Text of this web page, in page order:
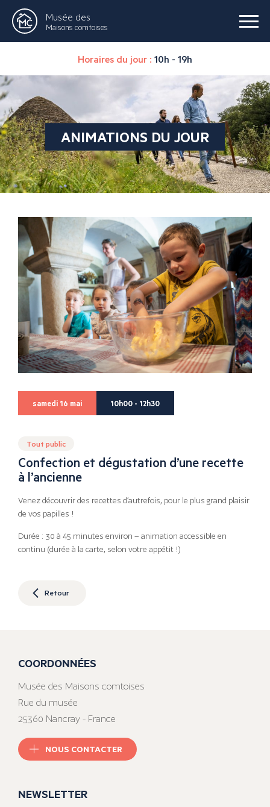
Musée des
Maisons comtoises
Horaires du jour : 10h - 19h
ANIMATIONS DU JOUR
samedi 16 mai 10h00 - 12h30
Tout public
Confection et dégustation d’une recette
à l’ancienne
Venez découvrir des recettes d’autrefois, pour le plus grand plaisir
de vos papilles !
Durée : 30 à 45 minutes environ – animation accessible en
continu (durée à la carte, selon votre appétit !)
Retour
COORDONNÉES
Musée des Maisons comtoises
Rue du musée
25360 Nancray - France
NOUS CONTACTER
NEWSLETTER